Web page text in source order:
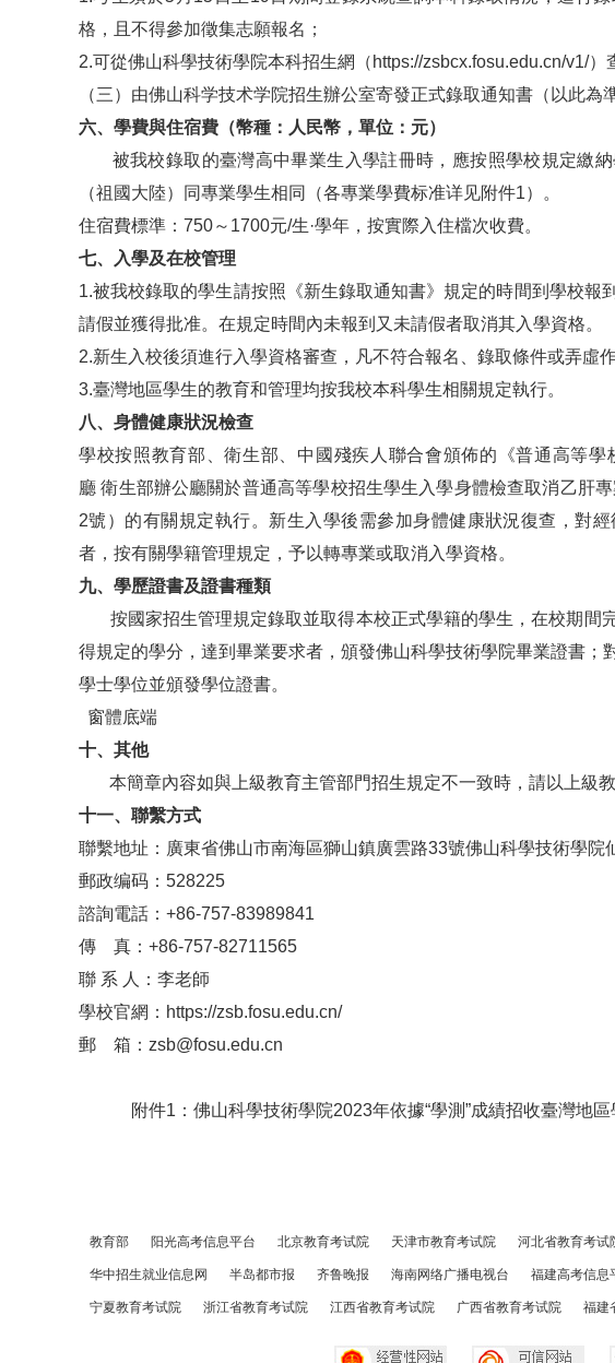
格，且不得參加徵集志願報名；
2.可從佛山科學技術學院本科招生網（https://zsbcx.fosu.edu.cn/v1/）
（三）由佛山科学技术学院招生辦公室寄發正式錄取通知書（以此為
六、學費與住宿費（幣種：人民幣，單位：元）
被我校錄取的臺灣高中畢業生入學註冊時，應按照學校規定繳納
（祖國大陸）同專業學生相同（各專業學費标准详见附件1）。
住宿費標準：750～1700元/生·學年，按實際入住檔次收費。
七、
入學及在校管理
1.被我校錄取的學生請按照《新生錄取通知書》規定的時間到學校報
請假並獲得批准。在規定時間內未報到又未請假者取消其入學資格。
2.新生入校後須進行入學資格審查，凡不符合報名、錄取條件或弄虛
3.臺灣地區學生的教育和管理均按我校本科學生相關規定執行。
八、身體健康狀況檢查
學校按照教育部、衛生部、中國殘疾人聯合會頒佈的《普通高等
廳 衛生部辦公廳關於普通高等學校招生學生入學身體檢查取消乙肝
2號）的有關規定執行。新生入學後需參加身體健康狀況復查，對
者，按有關學籍管理規定，予以轉專業或取消入學資格。
九、學歷證書及證書種類
按國家招生管理規定錄取並取得本校正式學籍的學生，在校期間
得規定的學分，達到畢業要求者，頒發佛山科學技術學院畢業證書；
學士學位並頒發學位證書。
窗體底端
十、 其他
本簡章內容如與上級教育主管部門招生規定不一致時，請以上級教
十一、聯繫方式
聯繫地址：廣東省佛山市南海區獅山鎮廣雲路33號佛山科學技術學院
郵政编码：528225
諮詢電話：+86-757-83989841
傳 真：+86-757-82711565
聯 系 人：李老師
學校官網：https://zsb.fosu.edu.cn/
郵 箱：zsb@fosu.edu.cn
附件1：佛山科學技術學院2023年依據“學測”成績招收臺灣地
教育部 阳光高考信息平台 北京教育考试院 天津市教育考试院 河北省教育考试
华中招生就业信息网 半岛都市报 齐鲁晚报 海南网络广播电视台 福建高考信息
宁夏教育考试院 浙江省教育考试院 江西省教育考试院 广西省教育考试院 福建